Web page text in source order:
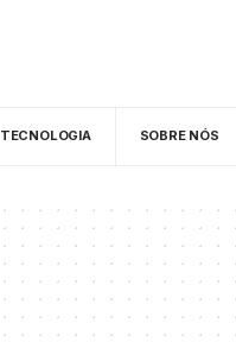
TECNOLOGIA SOBRE NÓS